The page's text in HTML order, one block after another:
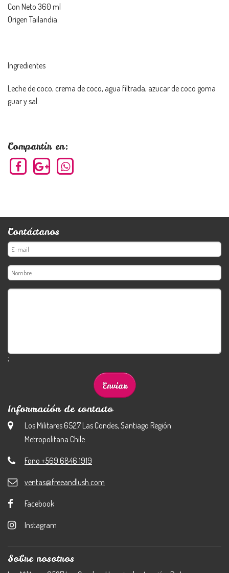
Con Neto 360 ml
Origen Tailandia.
Ingredientes
Leche de coco, crema de coco, agua filtrada, azucar de coco goma
guar y sal.
Compartir en:
Contáctanos
;
Información de contacto
Los Militares 6527 Las Condes, Santiago Región
Metropolitana Chile
Fono +569 6846 1919
ventas@freeandlush.com
Facebook
Instagram
Sobre nosotros